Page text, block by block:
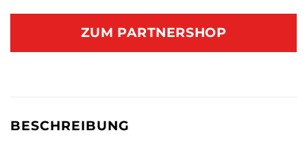
ZUM PARTNERSHOP
BESCHREIBUNG